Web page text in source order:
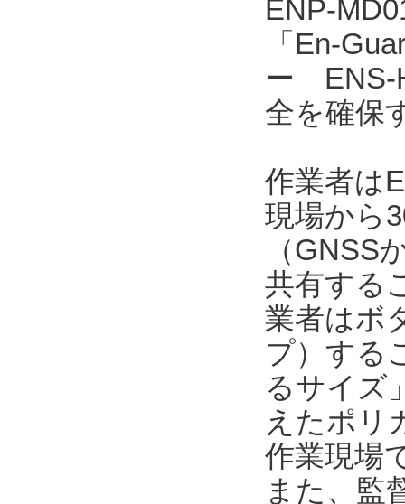
ENP-
「En-
ー ENS-
全を確保
作業者は
現場から
（GNSS
共有する
業者はボ
プ）する
るサイズ
えたポリ
作業現場
また、監